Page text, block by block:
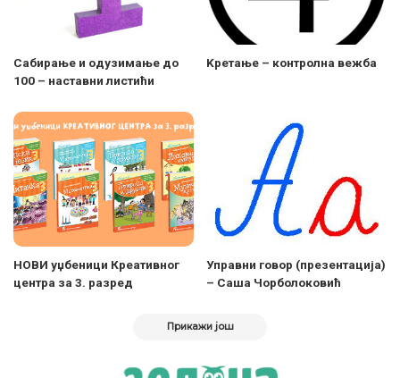
Сабирање и одузимање до
100 – наставни листићи
Kретање – контролна вежба
НОВИ уџбеници Креативног
центра за 3. разред
Управни говор (презентација)
– Саша Чорболоковић
Прикажи још